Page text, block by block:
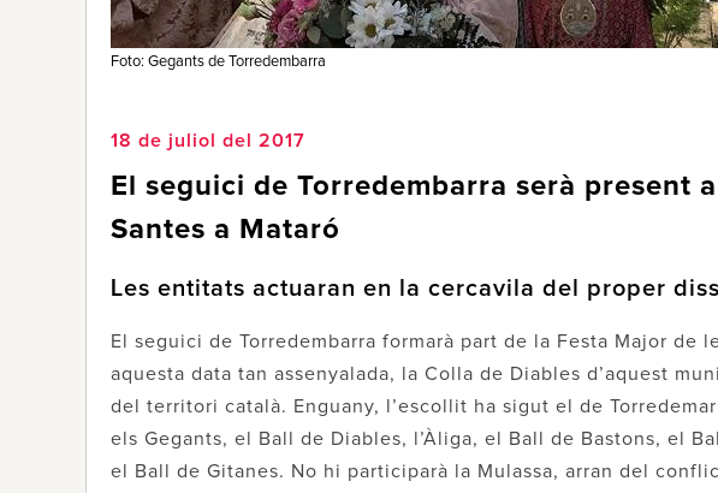
Foto: Gegants de Torredembarra
18 de juliol del 2017
El seguici de Torredembarra serà present
Santes a Mataró
Les entitats actuaran en la cercavila del proper
El seguici de Torredembarra formarà part de la Festa Major de
aquesta data tan assenyalada, la Colla de Diables d’aquest
del territori català. Enguany, l’escollit ha sigut el de
els Gegants, el Ball de Diables, l’Àliga, el Ball de Bastons, el
el Ball de Gitanes. No hi participarà la Mulassa, arran del